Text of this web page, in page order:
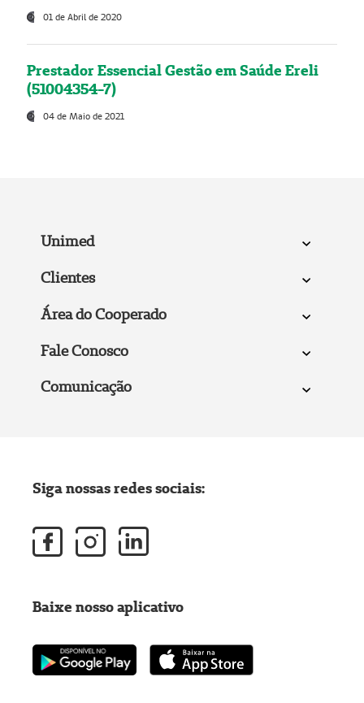
01 de Abril de 2020
Prestador Essencial Gestão em Saúde Ereli
(51004354-7)
04 de Maio de 2021
Unimed
Clientes
Área do Cooperado
Fale Conosco
Comunicação
Siga nossas redes sociais:
Baixe nosso aplicativo